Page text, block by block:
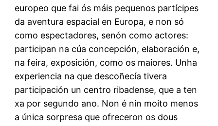
europeo que fai ós máis pequenos partícipes
da aventura espacial en Europa, e non só
como espectadores, senón como actores:
participan na cúa concepción, elaboración e,
na feira, exposición, como os maiores. Unha
experiencia na que descoñecía tivera
participación un centro ribadense, que a ten
xa por segundo ano. Non é nin moito menos
a única sorpresa que ofreceron os dous